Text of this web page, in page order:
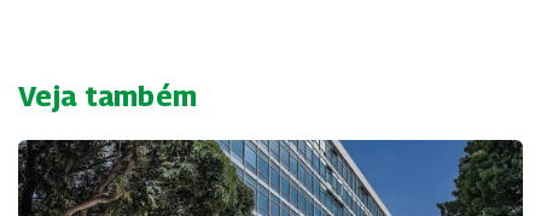
Veja também